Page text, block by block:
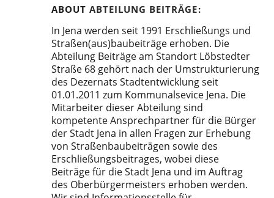
ABOUT ABTEILUNG BEITRÄGE
In Jena werden seit 1991 Erschließungs und
Straßen(aus)baubeiträge erhoben. Die
Abteilung Beiträge am Standort Löbstedter
Straße 68 gehört nach der Umstrukturierung
des Dezernats Stadtentwicklung seit
01.01.2011 zum Kommunalsevice Jena. Die
Mitarbeiter dieser Abteilung sind
kompetente Ansprechpartner für die Bürger
der Stadt Jena in allen Fragen zur Erhebung
von Straßenbaubeiträgen sowie des
Erschließungsbeitrages, wobei diese
Beiträge für die Stadt Jena und im Auftrag
des Oberbürgermeisters erhoben werden.